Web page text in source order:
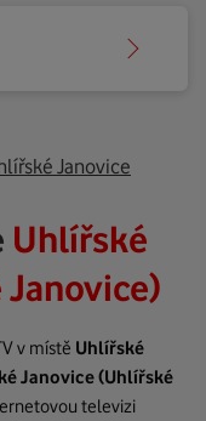
Janovice
Uhlířské
v místě Uhlířské
Janovice(Uhlířské
televizi